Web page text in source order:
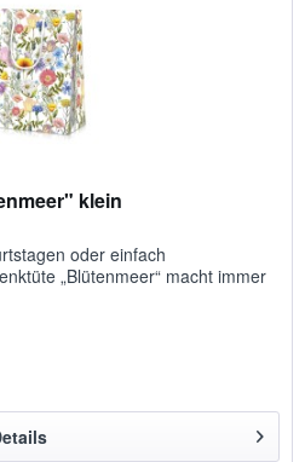
klein
oder einfach
„Blütenmeer“ macht immer